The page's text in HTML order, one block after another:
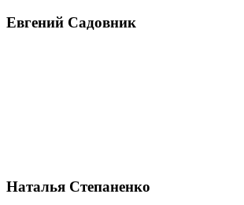
Евгений Садовник
Наталья Степаненко